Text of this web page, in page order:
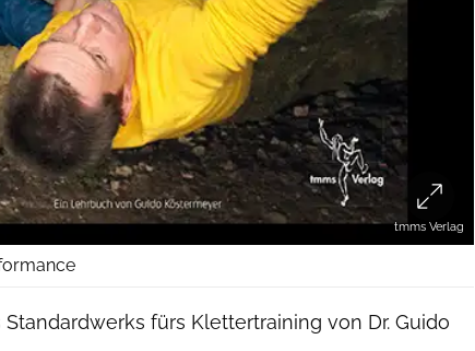
tmms Verlag
fürs Klettertraining von Dr. Guido